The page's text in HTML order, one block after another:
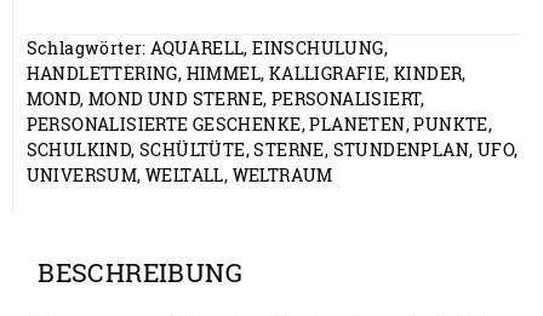
Schlagwörter:AQUARELL,EINSCHULUNG,
HANDLETTERING, HIMMEL, KALLIGRAFIE, KINDER,
MOND, MOND UND STERNE, PERSONALISIERT,
PERSONALISIERTE GESCHENKE,PLANETEN,PUNKTE,
SCHULKIND, SCHÜLTÜTE,STERNE, STUNDENPLAN, UFO,
UNIVERSUM, WELTALL, WELTRAUM
BESCHREIBUNG